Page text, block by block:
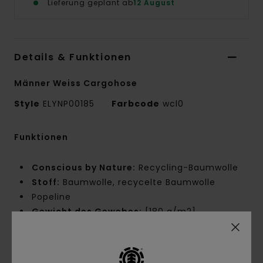
Lieferung geplant ab12 August
Details & Funktionen
Männer Weiss Cargohose
Style ELYNP00185 Farbcode wcl0
Funktionen
Conscious by Nature: Recycling-Baumwolle
Stoff: Baumwolle, recycelte Baumwolle
Popeline
Gewicht des Gewebes:[180 g/m2]
Niedriger Schritt